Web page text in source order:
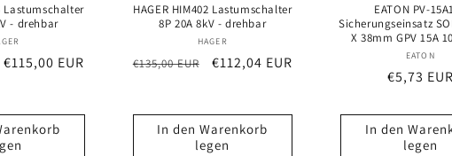
Lastumschalter
- drehbar
Anbieter:
Verkaufspreis
€115,00 EUR
HAGER HIM402 Lastumschalter
8P 20A 8kV - drehbar
Anbieter:
HAGER
Normaler
€135,00 EUR Verkaufspreis
€112,04 EUR
In den Warenkorb
legen
EATON PV-
Sicherungseinsatz
X 38mm GPV 15A
EATON
Normaler
€5,73 EUR
In den
legen